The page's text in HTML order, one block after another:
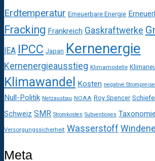
Erdtemperatur Erneuerbare Energie
Fracking Frankreich Gaskraftwerke
IEA IPCC Japan Kernenergie
Kernenergieausstieg Klimamodelle
Klimawandel Kosten negative Strompreise
Null-Politik Netzausbau NOAA Roy Spencer
Schweiz SMR Stromkosten Subventionen Taxonomie
Versorgungssicherheit Wasserstoff
Meta